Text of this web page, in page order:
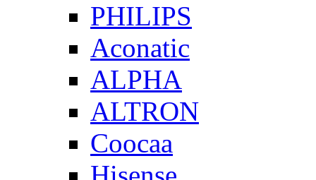
PHILIPS
Aconatic
ALPHA
ALTRON
Coocaa